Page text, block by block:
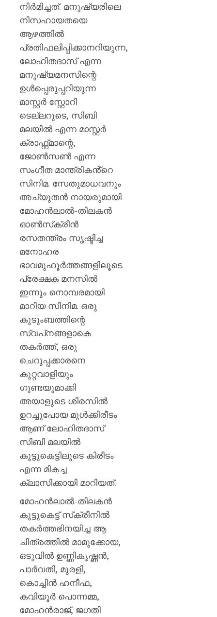
നിർമിച്ചത്. മനുഷ്യരിലെ
നിസഹായതയെ
ആഴത്തിൽ
പ്രതിഫലിപ്പിക്കാനറിയുന്ന,
ലോഹിതദാസ് എന്ന
മനുഷ്യമനസിന്റെ
ഉൾപ്പെരുപ്പറിയുന്ന
മാസ്റ്റർ സ്റ്റോറി
ടെല്ലറുടെ, സിബി
മലയിൽ എന്ന മാസ്റ്റർ
ക്രാഫ്റ്റ്മാന്റെ,
ജോൺസൺ എന്ന
സംഗീത മാന്ത്രികൻ്റെ
സിനിമ. സേതുമാധവനും
അച്യുതൻ നായരുമായി
മോഹൻലാൽ-തിലകൻ
ഓൺസ്‌ക്രീൻ
രസതന്ത്രം സൃഷ്ടിച്ച
മനോഹര
ഭാവമുഹൂർത്തങ്ങളിലൂടെ
പ്രേക്ഷക മനസിൽ
ഇന്നും നൊമ്പരമായി
മാറിയ സിനിമ. ഒരു
കുടുംബത്തിന്റെ
സ്വപ്‌നങ്ങളാകെ
തകർത്ത്, ഒരു
ചെറുപ്പക്കാരനെ
കുറ്റവാളിയും
ഗുണ്ടയുമാക്കി
അയാളുടെ ശിരസിൽ
ഉറച്ചുപോയ മുൾക്കിരീടം
ആണ് ലോഹിതദാസ്
സിബി മലയിൽ
കൂട്ടുകെട്ടിലൂടെ കിരീടം
എന്ന മികച്ച
ക്ലാസിക്കായി മാറിയത്.
മോഹന്‍ലാല്‍-തിലകന്‍
കൂട്ടുകെട്ട് സ്‌ക്രീനില്‍
തകര്‍ത്തഭിനയിച്ച ആ
ചിത്രത്തില്‍ മാമുക്കോയ,
ഒടുവില്‍ ഉണ്ണികൃഷ്ണന്‍,
പാര്‍വതി, മുരളി,
കൊച്ചിന്‍ ഹനീഫ,
കവിയൂര്‍ പൊന്നമ്മ,
മോഹന്‍രാജ്, ജഗതി